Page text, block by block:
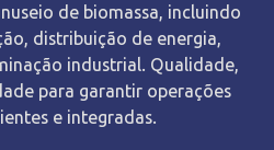
de biomassa, incluindo
distribuição de energia,
industrial. Qualidade,
para garantir operações
e integradas.